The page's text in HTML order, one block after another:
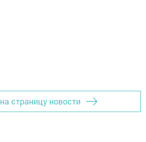
страницу новости